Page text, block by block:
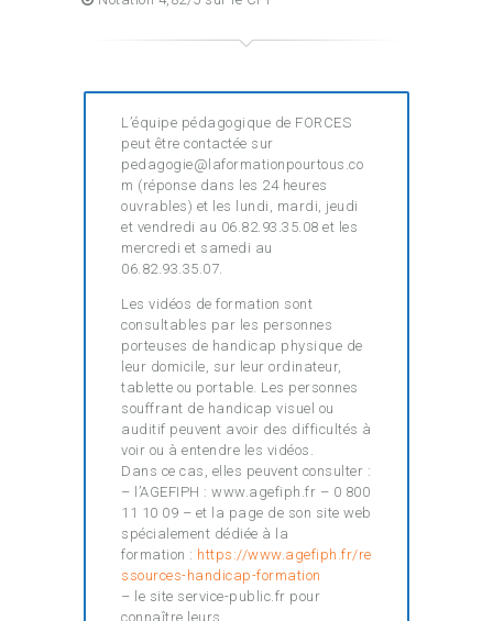
L’équipe pédagogique de FORCES
peut être contactée sur
pedagogie@laformationpourtous.co
m (réponse dans les 24 heures
ouvrables) et les lundi, mardi, jeudi
et vendredi au 06.82.93.35.08 et les
mercredi et samedi au
06.82.93.35.07.
Les vidéos de formation sont
consultables par les personnes
porteuses de handicap physique de
leur domicile, sur leur ordinateur,
tablette ou portable. Les personnes
souffrant de handicap visuel ou
auditif peuvent avoir des difficultés à
voir ou à entendre les vidéos.
Dans ce cas, elles peuvent consulter :
– l’AGEFIPH : www.agefiph.fr – 0 800
11 10 09 – et la page de son site web
spécialement dédiée à la
formation : https://www.agefiph.fr/re
ssources-handicap-formation
– le site service-public.fr pour
connaître leurs